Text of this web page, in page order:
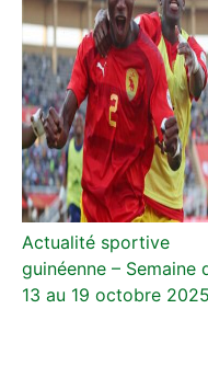
Actualité sportive
guinéenne – Semaine
13 au 19 octobre 2025